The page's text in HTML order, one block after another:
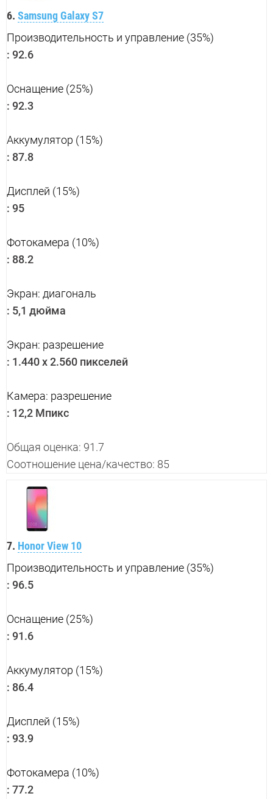
6. Samsung Galaxy S7
Производительность и управление (35%)
: 92.6
Оснащение (25%)
: 92.3
Аккумулятор (15%)
: 87.8
Дисплей (15%)
: 95
Фотокамера (10%)
: 88.2
Экран: диагональ
: 5,1 дюйма
Экран: разрешение
: 1.440 x 2.560 пикселей
Камера: разрешение
: 12,2 Мпикс
Общая оценка: 91.7
Соотношение цена/качество: 85
7. Honor View 10
Производительность и управление (35%)
: 96.5
Оснащение (25%)
: 91.6
Аккумулятор (15%)
: 86.4
Дисплей (15%)
: 93.9
Фотокамера (10%)
: 77.2